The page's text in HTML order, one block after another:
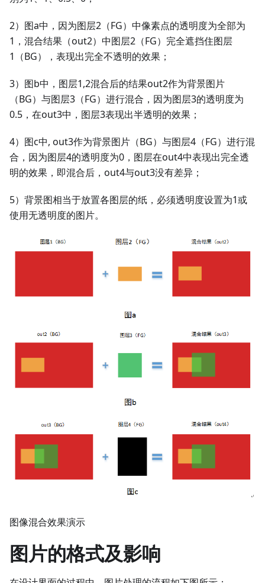
2）图a中，因为图层2（FG）中像素点的透明度为全部为
1，混合结果（out2）中图层2（FG）完全遮挡住图层
1（BG），表现出完全不透明的效果；
3）图b中，图层1,2混合后的结果out2作为背景图片
（BG）与图层3（FG）进行混合，因为图层3的透明度为
0.5，在out3中，图层3表现出半透明的效果；
4）图c中, out3作为背景图片（BG）与图层4（FG）进行混
合，因为图层4的透明度为0，图层在out4中表现出完全透
明的效果，即混合后，out4与out3没有差异；
5）背景图相当于放置各图层的纸，必须透明度设置为1或
使用无透明度的图片。
图像混合效果演示
图片的格式及影响